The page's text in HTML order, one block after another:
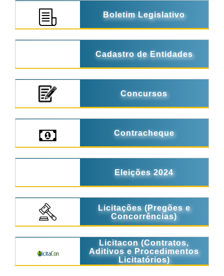
Boletim Legislativo
Cadastro de Entidades
Concursos
Contracheque
Eleições 2024
Licitações (Pregões e
Concorrências)
Licitacon (Contratos,
Aditivos e Procedimentos
Licitatórios)